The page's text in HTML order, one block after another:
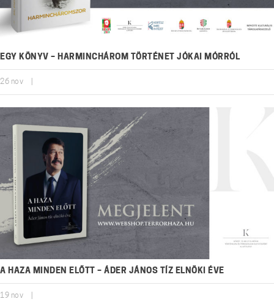
EGY KÖNYV – HARMINCHÁROM TÖRTÉNET JÓKAI MÓRRÓL
26 nov
A HAZA MINDEN ELŐTT – ÁDER JÁNOS TÍZ ELNÖKI ÉVE
19 nov